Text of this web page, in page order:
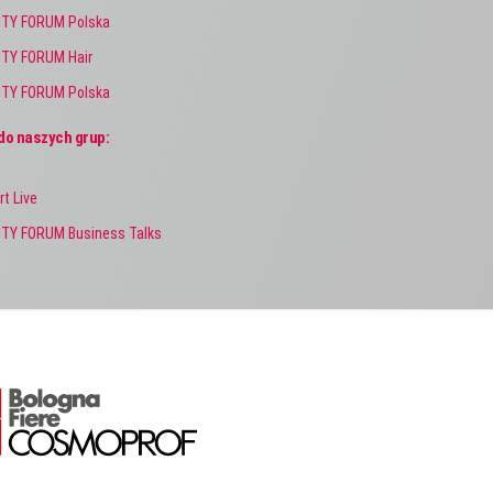
FORUM Polska
FORUM Hair
FORUM Polska
naszych grup:
Live
FORUM Business Talks